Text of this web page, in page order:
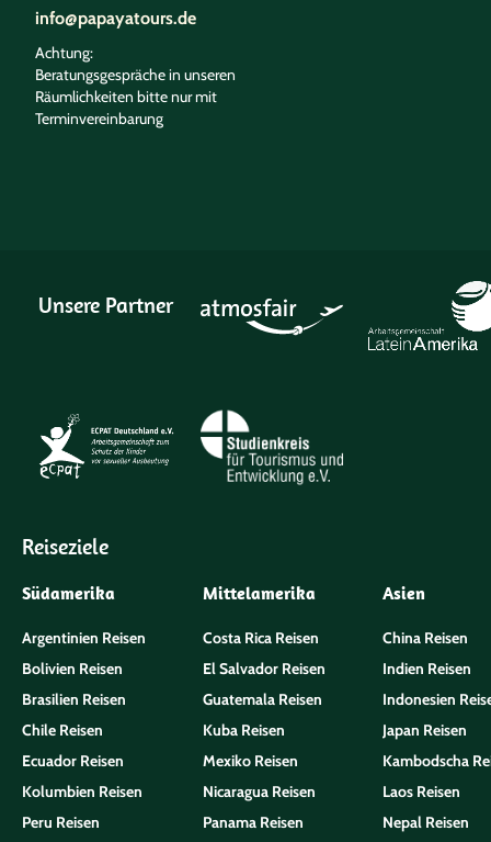
info@papayatours.de
Achtung:
Beratungsgespräche in unseren
Räumlichkeiten bitte nur mit
Terminvereinbarung
Unsere Partner
Reiseziele
Südamerika
Argentinien Reisen
Bolivien Reisen
Brasilien Reisen
Chile Reisen
Ecuador Reisen
Kolumbien Reisen
Peru Reisen
Mittelamerika
Costa Rica Reisen
El Salvador Reisen
Guatemala Reisen
Kuba Reisen
Mexiko Reisen
Nicaragua Reisen
Panama Reisen
Asien
China Reisen
Indien Reisen
Indonesien
Japan Reisen
Kambodscha
Laos Reisen
Nepal Reisen